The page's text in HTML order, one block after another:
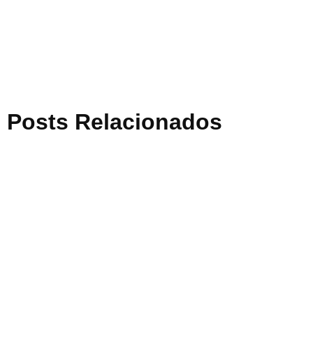
Posts Relacionados